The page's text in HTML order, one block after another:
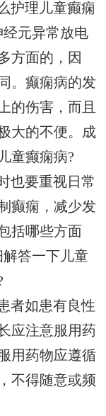
护理儿童癫痫
元异常放电
方面的，因
。癫痫病的发
的伤害，而且
大的不便。成
童癫痫病?
也要重视日常
癫痫，减少发
括哪些方面
解答一下儿童
者如患有良性
应注意服用药
用药物应遵循
不得随意或频